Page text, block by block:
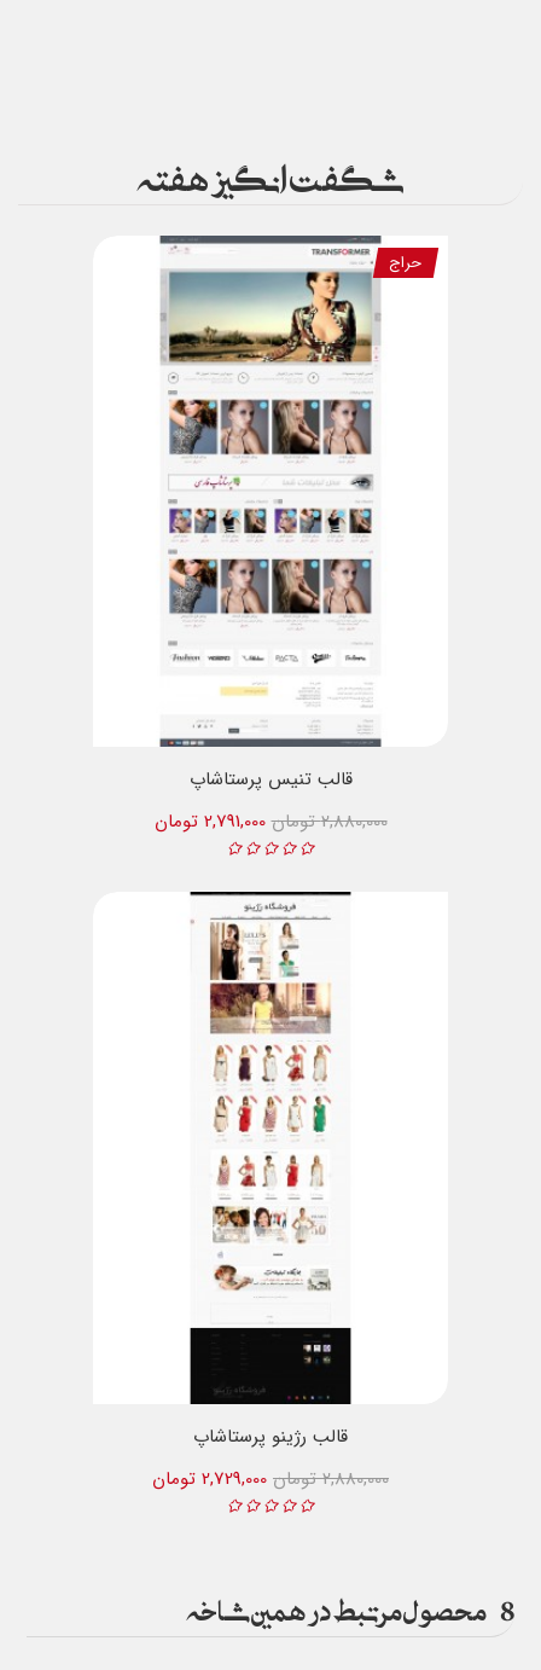
شگفت انگیز هفته
حراج
قالب تنیس پرستاشاپ
2,791,000 تومان
2,880,000 تومان
قالب رژینو پرستاشاپ
2,729,000 تومان
2,880,000 تومان
8 محصول مرتبط در همین شاخه